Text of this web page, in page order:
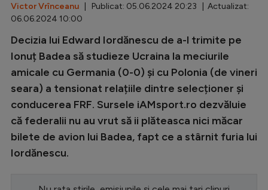
Champions League
Europa League
Conference League
CM 2026
Premier League
Serie A
Victor Vrînceanu | Publicat: 05.06.2024 20:23 | Actualizat:
06.06.2024 10:00
Decizia lui Edward Iordănescu de a-l trimite pe
Ionuț Badea să studieze Ucraina la meciurile
amicale cu Germania (0-0) și cu Polonia (de vineri
seara) a tensionat relațiile dintre selecționer și
conducerea FRF. Sursele iAMsport.ro dezvăluie
că federalii nu au vrut să ii plăteasca nici măcar
bilete de avion lui Badea, fapt ce a stârnit furia lui
Iordănescu.